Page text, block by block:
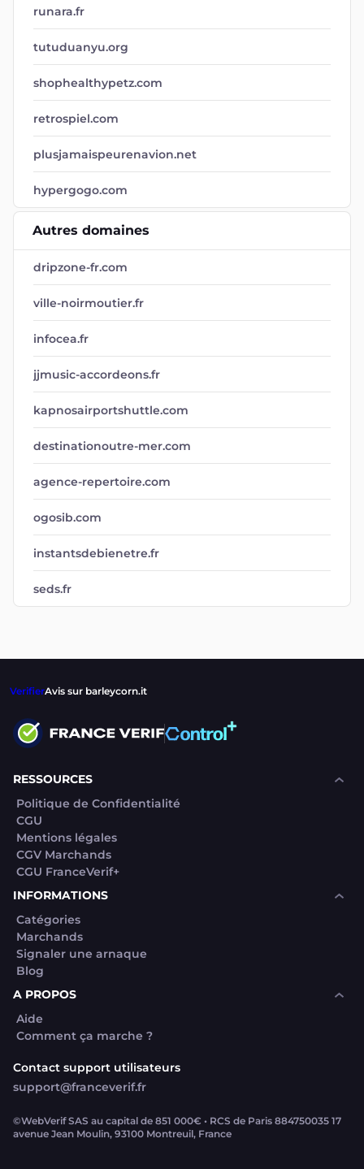
runara.fr
tutuduanyu.org
shophealthypetz.com
retrospiel.com
plusjamaispeurenavion.net
hypergogo.com
Autres domaines
dripzone-fr.com
ville-noirmoutier.fr
infocea.fr
jjmusic-accordeons.fr
kapnosairportshuttle.com
destinationoutre-mer.com
agence-repertoire.com
ogosib.com
instantsdebienetre.fr
seds.fr
VerifierAvis sur barleycorn.it
RESSOURCES
Politique de Confidentialité
CGU
Mentions légales
CGV Marchands
CGU FranceVerif+
INFORMATIONS
Catégories
Marchands
Signaler une arnaque
Blog
A PROPOS
Aide
Comment ça marche ?
Contact support utilisateurs
support@franceverif.fr
©WebVerif SAS au capital de 851 000€ • RCS de Paris 884750035 17
avenue Jean Moulin, 93100 Montreuil, France